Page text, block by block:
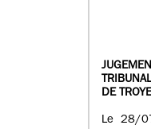
DE
Le 28/